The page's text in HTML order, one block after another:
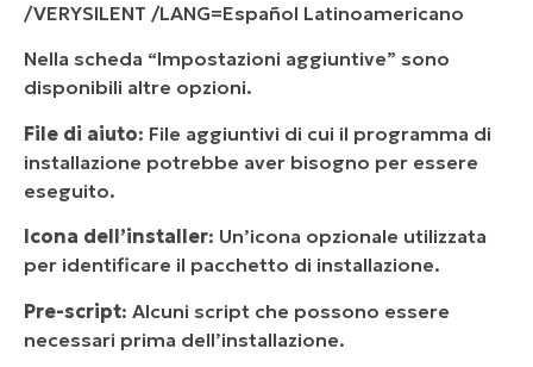
/VERYSILENT /LANG=Español Latinoamericano
Nella scheda “Impostazioni aggiuntive” sono
disponibili altre opzioni.
File di aiuto: File aggiuntivi di cui il programma di
installazione potrebbe aver bisogno per essere
eseguito.
Icona dell’installer: Un’icona opzionale utilizzata
per identificare il pacchetto di installazione.
Pre-script: Alcuni script che possono essere
necessari prima dell’installazione.